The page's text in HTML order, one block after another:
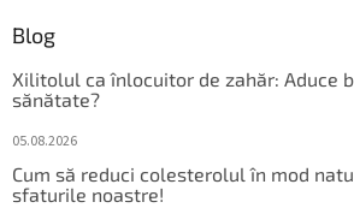
Blog
Xilitolul ca înlocuitor de zahăr: Aduce
sănătate?
05.08.2026
Cum să reduci colesterolul în mod
sfaturile noastre!